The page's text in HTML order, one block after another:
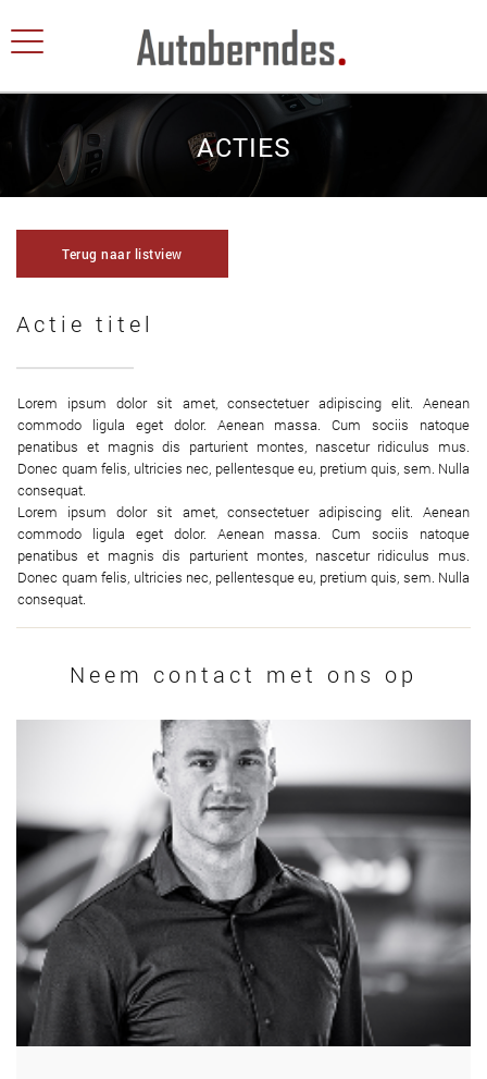
ACTIES
Terug naar listview
Actie titel
Lorem ipsum dolor sit amet, consectetuer adipiscing elit. Aenean
commodo ligula eget dolor. Aenean massa. Cum sociis natoque
penatibus et magnis dis parturient montes, nascetur ridiculus mus.
Donec quam felis, ultricies nec, pellentesque eu, pretium quis, sem. Nulla
consequat.
Lorem ipsum dolor sit amet, consectetuer adipiscing elit. Aenean
commodo ligula eget dolor. Aenean massa. Cum sociis natoque
penatibus et magnis dis parturient montes, nascetur ridiculus mus.
Donec quam felis, ultricies nec, pellentesque eu, pretium quis, sem. Nulla
consequat.
Neem contact met ons op